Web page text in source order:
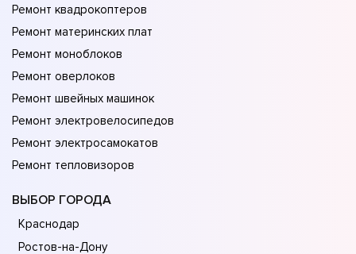
Ремонт квадрокоптеров
Ремонт материнских плат
Ремонт моноблоков
Ремонт оверлоков
Ремонт швейных машинок
Ремонт электровелосипедов
Ремонт электросамокатов
Ремонт тепловизоров
ВЫБОР ГОРОДА
Краснодар
Ростов-на-Дону